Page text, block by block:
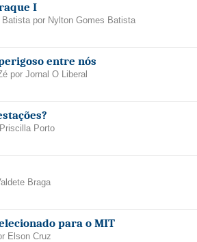
I
por Nylton Gomes Batista
entre nós
por Jornal O Liberal
Porto
Braga
para o MIT
Elson Cruz